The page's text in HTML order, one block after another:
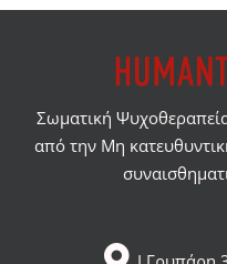
Σωματική
από την Μη